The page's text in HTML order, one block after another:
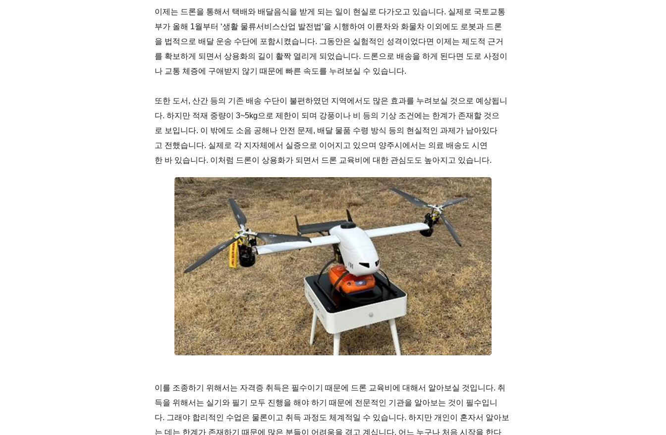
이제는 드론을 통해서 택배와 배달음식을 받게 되는 일이 현실로 다가오고 있습니다. 실제로 국토교통
부가 올해 1월부터 ‘생활 물류서비스산업 발전법‘을 시행하여 이륜차와 화물차 이외에도 로봇과 드론
을 법적으로 배달 운송 수단에 포함시켰습니다. 그동안은 실험적인 성격이었다면 이제는 제도적 근거
를 확보하게 되면서 상용화의 길이 활짝 열리게 되었습니다. 드론으로 배송을 하게 된다면 도로 사정이
나 교통 체증에 구애받지 않기 때문에 빠른 속도를 누려보실 수 있습니다.
또한 도서, 산간 등의 기존 배송 수단이 불편하였던 지역에서도 많은 효과를 누려보실 것으로 예상됩니
다. 하지만 적재 중량이 3~5kg으로 제한이 되며 강풍이나 비 등의 기상 조건에는 한계가 존재할 것으
로 보입니다. 이 밖에도 소음 공해나 안전 문제, 배달 물품 수령 방식 등의 현실적인 과제가 남아있다
고 전했습니다. 실제로 각 지자체에서 실증으로 이어지고 있으며 양주시에서는 의료 배송도 시연
한 바 있습니다. 이처럼 드론이 상용화가 되면서 드론 교육비에 대한 관심도도 높아지고 있습니다.
이를 조종하기 위해서는 자격증 취득은 필수이기 때문에 드론 교육비에 대해서 알아보실 것입니다. 취
득을 위해서는 실기와 필기 모두 진행을 해야 하기 때문에 전문적인 기관을 알아보는 것이 필수입니
다. 그래야 합리적인 수업은 물론이고 취득 과정도 체계적일 수 있습니다. 하지만 개인이 혼자서 알아보
는 데는 한계가 존재하기 때문에 많은 분들이 어려움을 겪고 계십니다. 어느 누구나 처음 시작을 한다